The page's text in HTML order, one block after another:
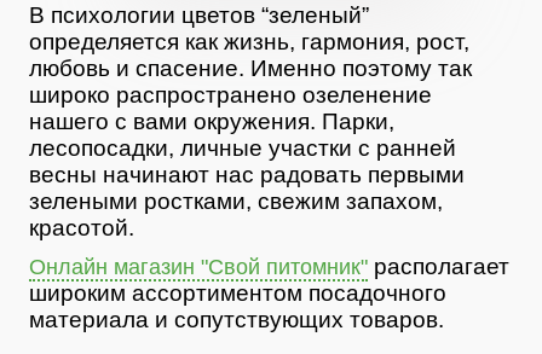
В психологии цветов “зеленый”
определяется как жизнь, гармония, рост,
любовь и спасение. Именно поэтому так
широко распространено озеленение
нашего с вами окружения. Парки,
лесопосадки, личные участки с ранней
весны начинают нас радовать первыми
зелеными ростками, свежим запахом,
красотой.
Онлайн магазин "Свой питомник" располагает
широким ассортиментом посадочного
материала и сопутствующих товаров.